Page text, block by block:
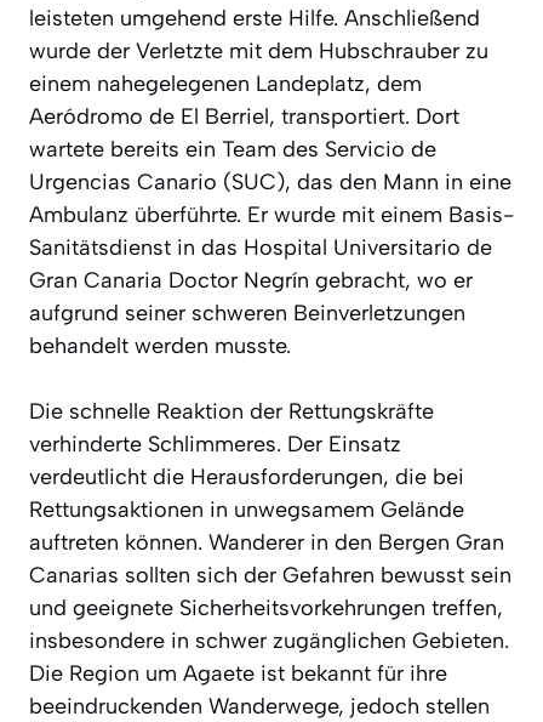
leisteten umgehend erste Hilfe. Anschließend
wurde der Verletzte mit dem Hubschrauber zu
einem nahegelegenen Landeplatz, dem
Aeródromo de El Berriel, transportiert. Dort
wartete bereits ein Team des Servicio de
Urgencias Canario (SUC), das den Mann in eine
Ambulanz überführte. Er wurde mit einem Basis-
Sanitätsdienst in das Hospital Universitario de
Gran Canaria Doctor Negrín gebracht, wo er
aufgrund seiner schweren Beinverletzungen
behandelt werden musste.
Die schnelle Reaktion der Rettungskräfte
verhinderte Schlimmeres. Der Einsatz
verdeutlicht die Herausforderungen, die bei
Rettungsaktionen in unwegsamem Gelände
auftreten können. Wanderer in den Bergen Gran
Canarias sollten sich der Gefahren bewusst sein
und geeignete Sicherheitsvorkehrungen treffen,
insbesondere in schwer zugänglichen Gebieten.
Die Region um Agaete ist bekannt für ihre
beeindruckenden Wanderwege, jedoch stellen